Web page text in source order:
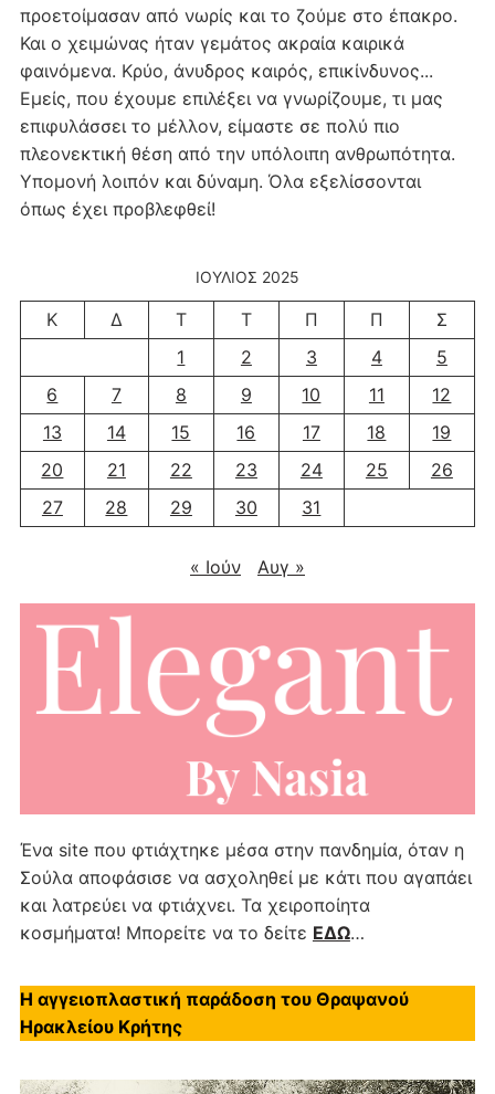
προετοίμασαν από νωρίς και το ζούμε στο έπακρο.
Και ο χειμώνας ήταν γεμάτος ακραία καιρικά
φαινόμενα. Κρύο, άνυδρος καιρός, επικίνδυνος...
Εμείς, που έχουμε επιλέξει να γνωρίζουμε, τι μας
επιφυλάσσει το μέλλον, είμαστε σε πολύ πιο
πλεονεκτική θέση από την υπόλοιπη ανθρωπότητα.
Υπομονή λοιπόν και δύναμη. Όλα εξελίσσονται
όπως έχει προβλεφθεί!
ΙΟΎΛΙΟΣ 2025
Κ Δ Τ Τ Π Π
Σ
1
2 3 4
5
6
7 8 9 10 11
12
13
14 15 16 17 18
19
20
21 22 23 24 25
26
27
28 29 30 31
« Ιούν Αυγ »
Ένα site που φτιάχτηκε μέσα στην πανδημία, όταν η
Σούλα αποφάσισε να ασχοληθεί με κάτι που αγαπάει
και λατρεύει να φτιάχνει. Τα χειροποίητα
κοσμήματα! Μπορείτε να το δείτε ΕΔΩ…
Η αγγειοπλαστική παράδοση του Θραψανού
Ηρακλείου Κρήτης